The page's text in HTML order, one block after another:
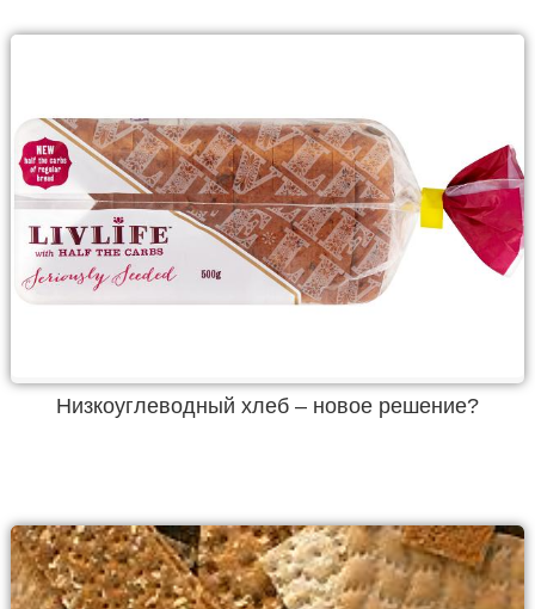
Низкоуглеводный хлеб – новое решение?